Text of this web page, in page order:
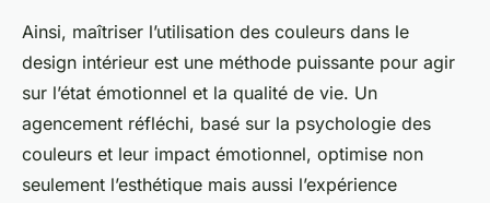
Ainsi, maîtriser l’utilisation des couleurs dans le
design intérieur est une méthode puissante pour agir
sur l’état émotionnel et la qualité de vie. Un
agencement réfléchi, basé sur la psychologie des
couleurs et leur impact émotionnel, optimise non
seulement l’esthétique mais aussi l’expérience